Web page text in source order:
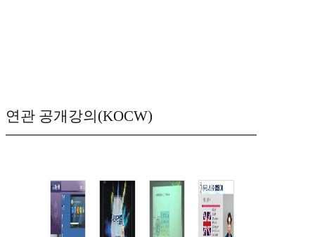
연관 공개강의(KOCW)